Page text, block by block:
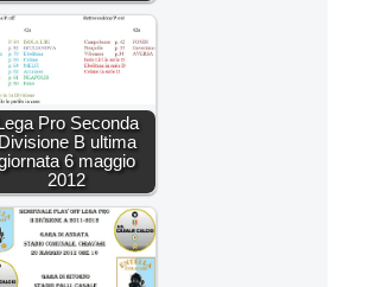
Pro Seconda
Divisione B ultima
6 maggio
2012